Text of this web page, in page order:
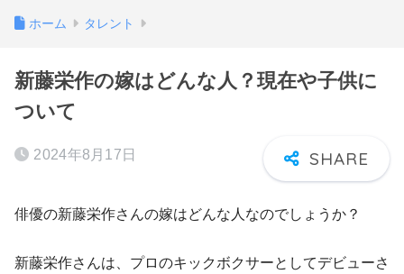
ホーム タレント
新藤栄作の嫁はどんな人？現在や子供に
ついて
2024年8月17日
俳優の新藤栄作さんの嫁はどんな人なのでしょうか？
新藤栄作さんは、プロのキックボクサーとしてデビューさ